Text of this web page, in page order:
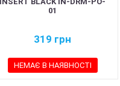
01
319 грн
НЕМАЄ В НАЯВНОСТІ